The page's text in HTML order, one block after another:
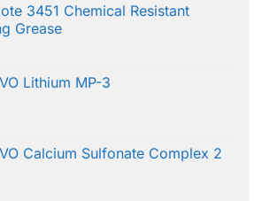
3451 Chemical Resistant
Grease
Lithium MP-3
Calcium Sulfonate Complex 2